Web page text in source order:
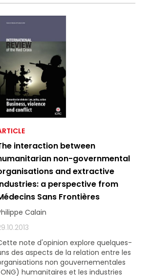
interaction between
non-governmental
and extractive
a perspective from
Sans Frontières
Calain
note d'opinion explore quelques-
des aspects de la relation entre les
non gouvernementales
humanitaires et les industries